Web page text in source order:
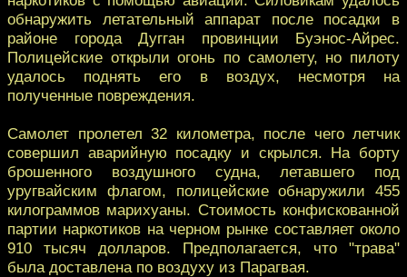
обнаружить летательный аппарат после посадки в
районе города Дугган провинции Буэнос-Айрес.
Полицейские открыли огонь по самолету, но пилоту
удалось поднять его в воздух, несмотря на
полученные повреждения.
Самолет пролетел 32 километра, после чего летчик
совершил аварийную посадку и скрылся. На борту
брошенного воздушного судна, летавшего под
уругвайским флагом, полицейские обнаружили 455
килограммов марихуаны. Стоимость конфискованной
партии наркотиков на черном рынке составляет около
910 тысяч долларов. Предполагается, что "трава"
была доставлена по воздуху из Парагвая.